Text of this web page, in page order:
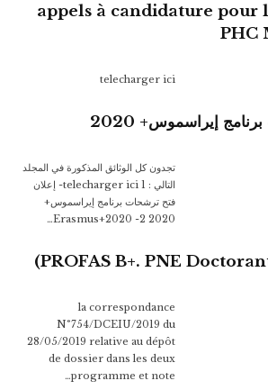
appels à candidature pour
PHC
telecharger ici
إيراسموس+ 2020
تجدون كل الوثائق المذكورة في المجلد
التالي : telecharger ici 1- إعلان
فتح ترشحات برنامج إيراسموس+
2020 2- Erasmus+2020…
la correspondance
N°754/DCEIU/2019 du
28/05/2019 relative au dépôt
de dossier dans les deux
programme et note…